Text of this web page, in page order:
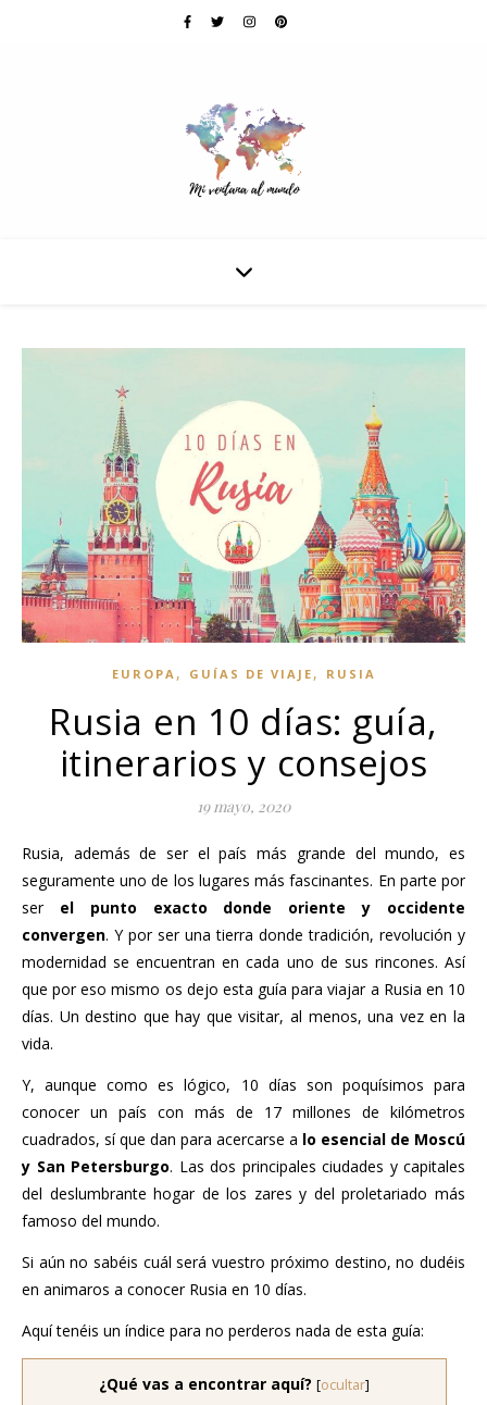
EUROPA , GUÍAS DE VIAJE , RUSIA
Rusia en 10 días: guía,
itinerarios y consejos
19 mayo, 2020
Rusia, además de ser el país más grande del mundo, es
seguramente uno de los lugares más fascinantes. En parte por
ser el punto exacto donde oriente y occidente
convergen. Y por ser una tierra donde tradición, revolución y
modernidad se encuentran en cada uno de sus rincones. Así
que por eso mismo os dejo esta guía para viajar a Rusia en 10
días. Un destino que hay que visitar, al menos, una vez en la
vida.
Y, aunque como es lógico, 10 días son poquísimos para
conocer un país con más de 17 millones de kilómetros
cuadrados, sí que dan para acercarse a lo esencial de Moscú
y San Petersburgo. Las dos principales ciudades y capitales
del deslumbrante hogar de los zares y del proletariado más
famoso del mundo.
Si aún no sabéis cuál será vuestro próximo destino, no dudéis
en animaros a conocer Rusia en 10 días.
Aquí tenéis un índice para no perderos nada de esta guía:
¿Qué vas a encontrar aquí? [ocultar]